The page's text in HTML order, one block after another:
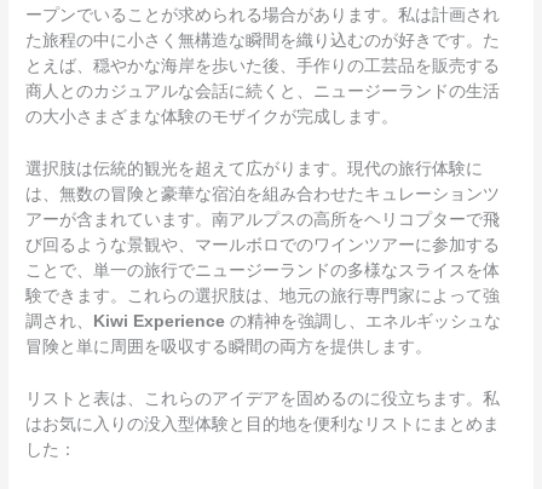
ープンでいることが求められる場合があります。私は計画され
た旅程の中に小さく無構造な瞬間を織り込むのが好きです。た
とえば、穏やかな海岸を歩いた後、手作りの工芸品を販売する
商人とのカジュアルな会話に続くと、ニュージーランドの生活
の大小さまざまな体験のモザイクが完成します。
選択肢は伝統的観光を超えて広がります。現代の旅行体験に
は、無数の冒険と豪華な宿泊を組み合わせたキュレーションツ
アーが含まれています。南アルプスの高所をヘリコプターで飛
び回るような景観や、マールボロでのワインツアーに参加する
ことで、単一の旅行でニュージーランドの多様なスライスを体
験できます。これらの選択肢は、地元の旅行専門家によって強
調され、
Kiwi Experience の精神を強調し、エネルギッシュな
冒険と単に周囲を吸収する瞬間の両方を提供します。
リストと表は、これらのアイデアを固めるのに役立ちます。私
はお気に入りの没入型体験と目的地を便利なリストにまとめま
した：